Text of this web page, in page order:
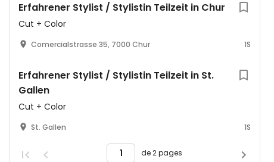
Erfahrener Stylist / Stylistin Teilzeit in Chur
Cut + Color
Comercialstrasse 35, 7000 Chur 1S
Erfahrener Stylist / Stylistin Teilzeit in St.
Gallen
Cut + Color
St. Gallen 1S
de 2 pages